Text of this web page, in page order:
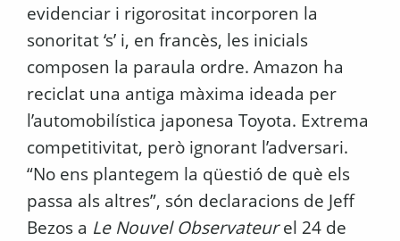
evidenciar i rigorositat incorporen la
sonoritat ‘s’ i, en francès, les inicials
composen la paraula ordre. Amazon ha
reciclat una antiga màxima ideada per
l’automobilística japonesa Toyota. Extrema
competitivitat, però ignorant l’adversari.
“No ens plantegem la qüestió de què els
passa als altres”, són declaracions de Jeff
Bezos a Le Nouvel Observateurel 24 de